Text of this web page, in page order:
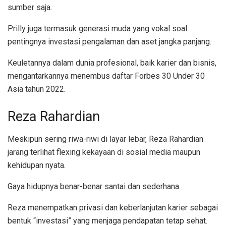
sumber saja.
Prilly juga termasuk generasi muda yang vokal soal
pentingnya investasi pengalaman dan aset jangka panjang.
Keuletannya dalam dunia profesional, baik karier dan bisnis,
mengantarkannya menembus daftar Forbes 30 Under 30
Asia tahun 2022.
Reza Rahardian
Meskipun sering riwa-riwi di layar lebar, Reza Rahardian
jarang terlihat flexing kekayaan di sosial media maupun
kehidupan nyata.
Gaya hidupnya benar-benar santai dan sederhana.
Reza menempatkan privasi dan keberlanjutan karier sebagai
bentuk “investasi” yang menjaga pendapatan tetap sehat.